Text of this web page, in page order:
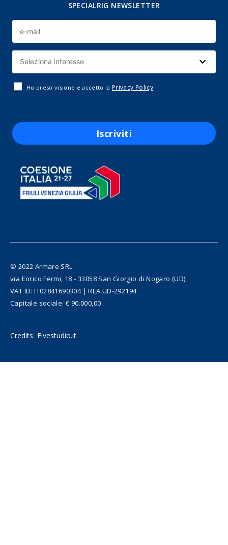
SPECIALRIG NEWSLETTER
Ho preso visione e accetto la Privacy Policy
Iscriviti
© 2022 Armare SRL
via Enrico Fermi, 18 - 33058 San Giorgio di Nogaro (UD)
VAT ID: IT02841690304 | REA UD-292194
Capitale sociale: € 90.000,00
Credits: Fivestudio.it